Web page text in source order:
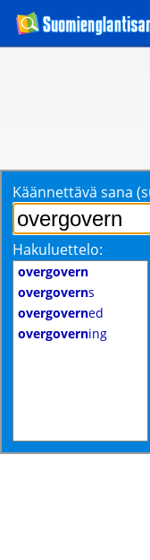
Käännettävä sana
Hakuluettelo:
overgovern
overgoverns
overgoverned
overgoverning